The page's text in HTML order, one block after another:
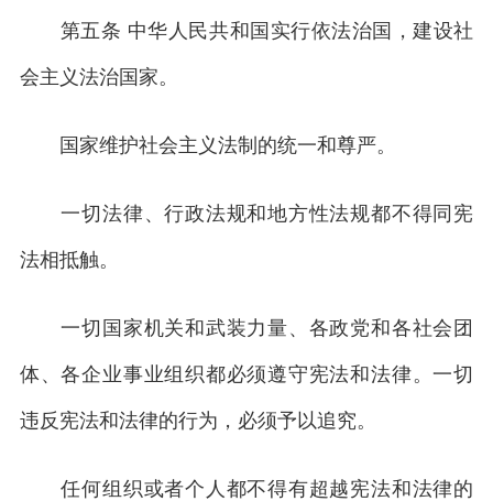
第五条 中华人民共和国实行依法治国，建设社
会主义法治国家。
国家维护社会主义法制的统一和尊严。
一切法律、行政法规和地方性法规都不得同宪
法相抵触。
一切国家机关和武装力量、各政党和各社会团
体、各企业事业组织都必须遵守宪法和法律。一切
违反宪法和法律的行为，必须予以追究。
任何组织或者个人都不得有超越宪法和法律的